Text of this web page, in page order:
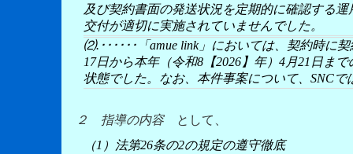
及び契約書面の発送状況を定期的に確認する
交付が適切に実施されていませんでした。
⑵.･･････「amue link」においては、契約時に
17日から本年（令和8【2026】年）4月21日ま
状態でした。なお、本件事案について、SNC
２ 指導の内容として、
（1）法第26条の2の規定の遵守徹底